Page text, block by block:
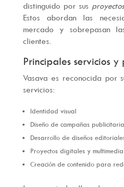
distinguido por sus
Estos abordan las
mercado y sobrepasan
clientes.
Principales servicios y
Vasava es reconocida por
servicios:
Identidad visual
Diseño de campañas
Desarrollo de diseños
Proyectos digitales y multimedia
Creación de contenido para